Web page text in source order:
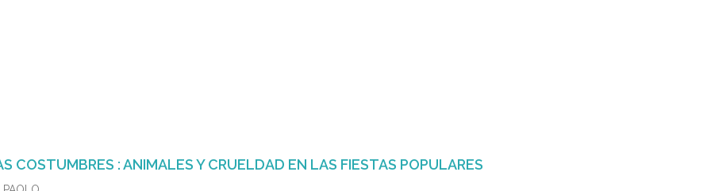
COSTUMBRES : ANIMALES Y CRUELDAD EN LAS FIESTAS POPULARES